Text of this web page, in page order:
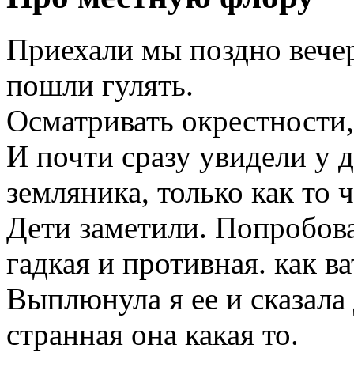
Приехали мы поздно
пошли гулять.
Осматривать
И почти сразу увидели у
земляника, только как то
Дети заметили.
гадкая и противная. как
Выплюнула я ее и сказала
странная она какая то.